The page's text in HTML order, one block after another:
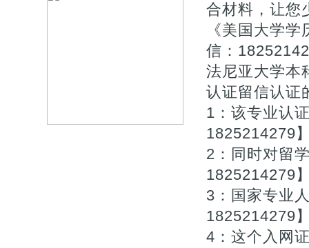
合材料，让您
《美国大学
信：
法尼亚大学本
认证留信认证
1：该专业认
1825214279
2：同时对留
1825214279
3：国家专业
1825214279
4：这个入网